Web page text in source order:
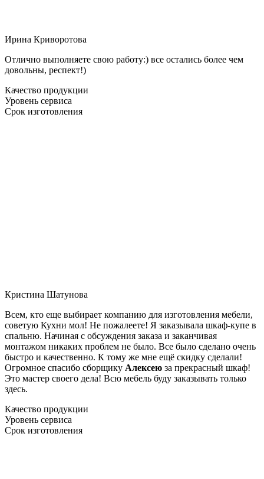
Ирина Криворотова
Отлично выполняете свою работу:) все остались более чем
довольны, респект!)
Качество продукции
Уровень сервиса
Срок изготовления
Кристина Шатунова
Всем, кто еще выбирает компанию для изготовления мебели,
советую Кухни мол! Не пожалеете! Я заказывала шкаф-купе в
спальню. Начиная с обсуждения заказа и заканчивая
монтажом никаких проблем не было. Все было сделано очень
быстро и качественно. К тому же мне ещё скидку сделали!
Огромное спасибо сборщику Алексею за прекрасный шкаф!
Это мастер своего дела! Всю мебель буду заказывать только
здесь.
Качество продукции
Уровень сервиса
Срок изготовления